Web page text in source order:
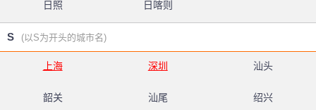
日照 日喀则
S (以S为开头的城市名)
上海 深圳 汕头
韶关 汕尾 绍兴